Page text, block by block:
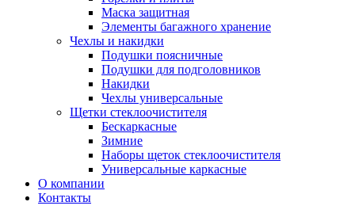
Маска защитная
Элементы багажного хранение
Чехлы и накидки
Подушки поясничные
Подушки для подголовников
Накидки
Чехлы универсальные
Щетки стеклоочистителя
Бескаркасные
Зимние
Наборы щеток стеклоочистителя
Универсальные каркасные
О компании
Контакты